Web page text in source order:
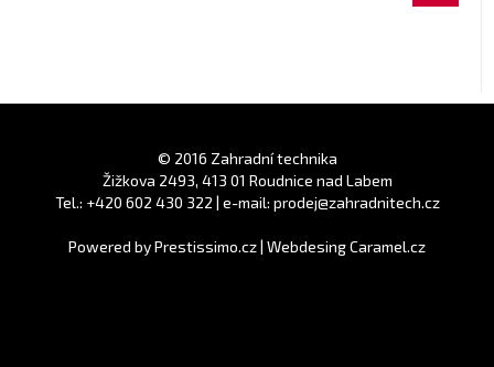
© 2016 Zahradní technika
Žižkova 2493, 413 01 Roudnice nad Labem
Tel.: +420 602 430 322 | e-mail: prodej@zahradnitech.cz
Powered byPrestissimo.cz| Webdesing Caramel.cz